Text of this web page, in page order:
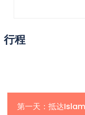
行程
第一天：抵达